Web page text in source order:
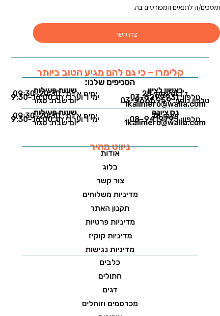
ומסכים/ה לתנאים המפורטים בה.
צרו קשר
קלימרו – כי גם להם מגיע הטוב ביותר
הסניפים שלנו:
ראשון לציון
ז'בוטינסקי 25טלפון: 03-6299931
טלפון נוסף: 03-9666959
1kalimero@walla.com
שעות פעילותימים א'-ה': 09:30-20:30
ימי ו' וערבי חג 9:30-16:00
יום שבת: סגור
נס ציונה
ויצמן 18טלפון: 08-9419795
1kalimero@walla.com
שעות פעילותימים א'-ה': 09:30-20:30
ימי ו' וערבי חג 9:30-16:00
יום שבת: סגור
ניווט מהיר
אודות
בלוג
צור קשר
מדיניות משלוחים
תקנון האתר
מדיניות פרטיות
מדיניות קוקיז
מדיניות נגישות
כלבים
חתולים
דגים
מכרסמים וזוחלים